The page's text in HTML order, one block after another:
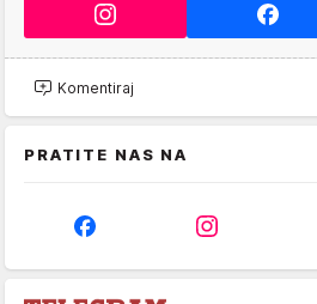
Komentiraj
PRATITE NAS NA